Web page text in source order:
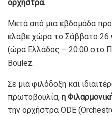
ορχήστρα.
Μετά από μια εβδομάδα
έλαβε χώρα το Σάββατο 26
(ώρα Ελλάδος – 20:00 στο
Boulez.
Σε μια φιλόδοξη και
πρωτοβουλία, η
την ορχήστρα ODE